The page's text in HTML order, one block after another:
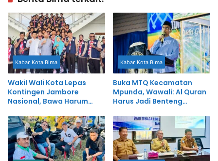
Kabar Kota Bima
Wakil Wali Kota Lepas
Kontingen Jambore
Nasional, Bawa Harum
Kabar Kota Bima
Buka MTQ Kecamatan
Mpunda, Wawali: Al Quran
Harus Jadi Benteng